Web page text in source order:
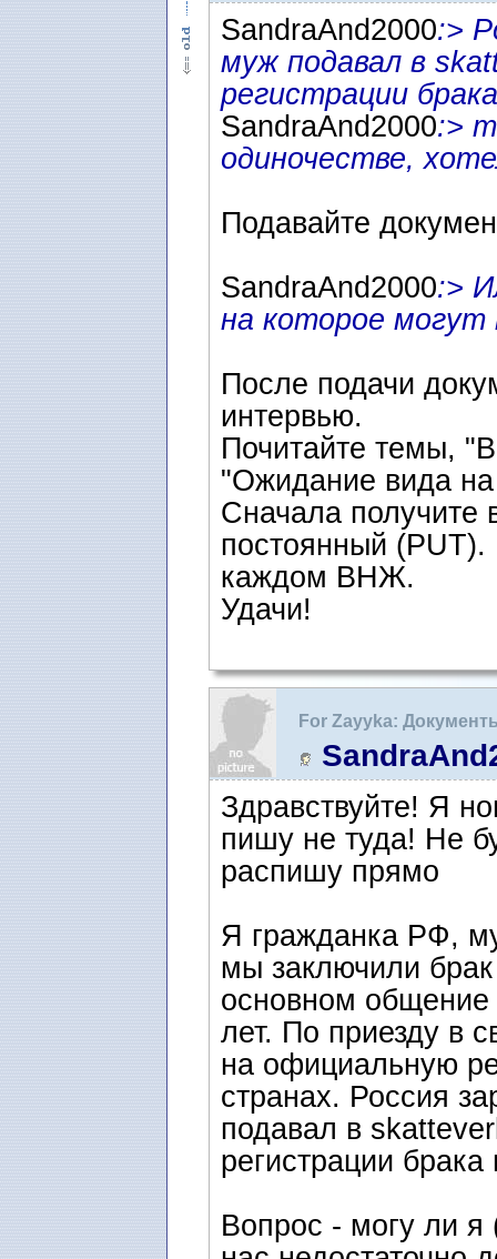
SandraAnd2000:>
муж подавал в
регистрации
SandraAnd2000:>
одиночестве,
Подавайте
SandraAnd2000:>
на которое могут
После подачи
интервью.
Почитайте темы,
"Ожидание вида на
Сначала получите
постоянный
каждом ВНЖ.
Удачи!
For Zayyka:
самбо) и на
Здравствуйте! Я
пишу не туда! Не
распишу прямо
Я гражданка РФ,
мы заключили брак
основном общение
лет. По приезду в
на официальную
странах. Россия
подавал в
регистрации
Вопрос - могу ли